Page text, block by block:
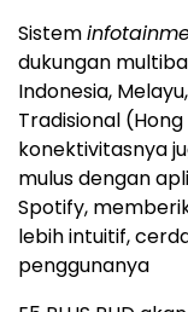
Sistem
dukungan
Indonesia,
Tradisional
konektivitasnya
mulus dengan
Spotify,
lebih intuitif,
penggunanya